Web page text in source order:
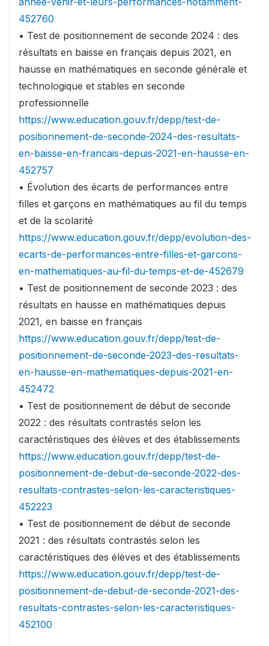
452760
• Test de positionnement de seconde 2024 : des
résultats en baisse en français depuis 2021, en
hausse en mathématiques en seconde générale et
technologique et stables en seconde
professionnelle
https://www.education.gouv.fr/depp/test-de-
positionnement-de-seconde-2024-des-resultats-
en-baisse-en-francais-depuis-2021-en-hausse-en-
452757
• Évolution des écarts de performances entre
filles et garçons en mathématiques au fil du temps
et de la scolarité
https://www.education.gouv.fr/depp/evolution-des-
ecarts-de-performances-entre-filles-et-garcons-
en-mathematiques-au-fil-du-temps-et-de-452679
• Test de positionnement de seconde 2023 : des
résultats en hausse en mathématiques depuis
2021, en baisse en français
https://www.education.gouv.fr/depp/test-de-
positionnement-de-seconde-2023-des-resultats-
en-hausse-en-mathematiques-depuis-2021-en-
452472
• Test de positionnement de début de seconde
2022 : des résultats contrastés selon les
caractéristiques des élèves et des établissements
https://www.education.gouv.fr/depp/test-de-
positionnement-de-debut-de-seconde-2022-des-
resultats-contrastes-selon-les-caracteristiques-
452223
• Test de positionnement de début de seconde
2021 : des résultats contrastés selon les
caractéristiques des élèves et des établissements
https://www.education.gouv.fr/depp/test-de-
positionnement-de-debut-de-seconde-2021-des-
resultats-contrastes-selon-les-caracteristiques-
452100